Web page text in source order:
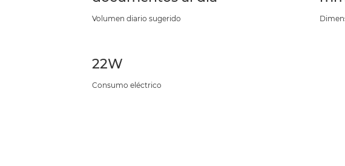
Volumen diario sugerido
22W
Consumo eléctrico